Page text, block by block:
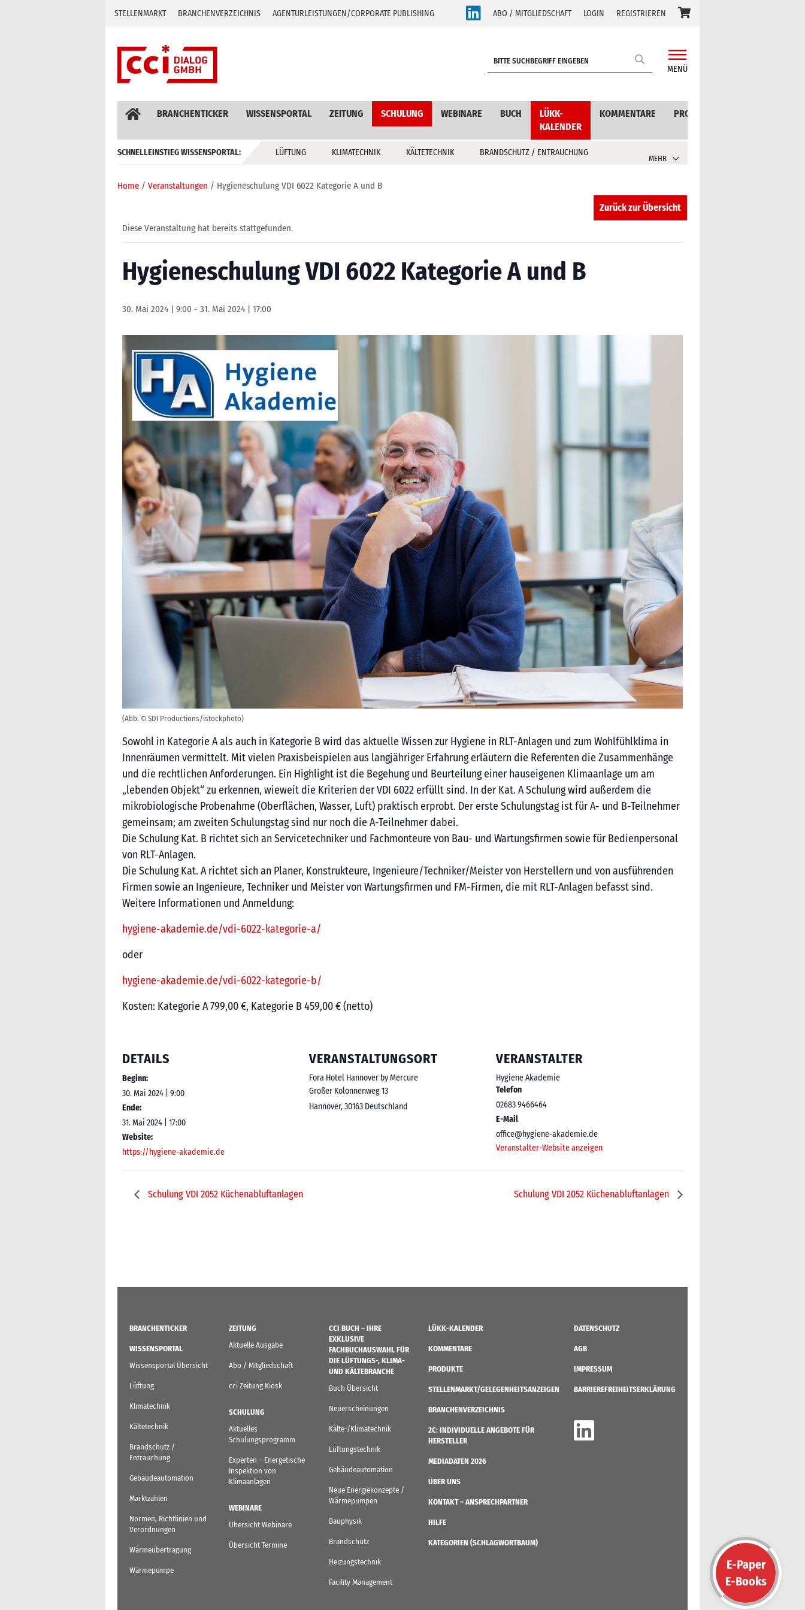
to
STELLENMARKT BRANCHENVERZEICHNIS AGENTURLEISTUNGEN/CORPORATE PUBLISHING ABO / MITGLIEDSCHAFT LOGIN REGISTRIEREN
MENÜ
BRANCHENTICKER WISSENSPORTAL ZEITUNG SCHULUNG WEBINARE BUCH
LÜKK-
KALENDER
KOMMENTARE PRODUKTE
SCHNELLEINSTIEG WISSENSPORTAL: LÜFTUNG KLIMATECHNIK KÄLTETECHNIK BRANDSCHUTZ / ENTRAUCHUNG
MEHR
Home Veranstaltungen Hygieneschulung VDI 6022 Kategorie A und B
Zurück zur Übersicht
Diese Veranstaltung hat bereits stattgefunden.
Hygieneschulung VDI 6022 Kategorie A und B
30. Mai 2024 | 9:00 - 31. Mai 2024 | 17:00
(Abb. © SDI Productions/istockphoto)
Sowohl in Kategorie A als auch in Kategorie B wird das aktuelle Wissen zur Hygiene in RLT-Anlagen und zum Wohlfühlklima in
Innenräumen vermittelt. Mit vielen Praxisbeispielen aus langjähriger Erfahrung erläutern die Referenten die Zusammenhänge
und die rechtlichen Anforderungen. Ein Highlight ist die Begehung und Beurteilung einer hauseigenen Klimaanlage um am
„lebenden Objekt“ zu erkennen, wieweit die Kriterien der VDI 6022 erfüllt sind. In der Kat. A Schulung wird außerdem die
mikrobiologische Probenahme (Oberflächen, Wasser, Luft) praktisch erprobt. Der erste Schulungstag ist für A- und B-Teilnehmer
gemeinsam; am zweiten Schulungstag sind nur noch die A-Teilnehmer dabei.
Die Schulung Kat. B richtet sich an Servicetechniker und Fachmonteure von Bau- und Wartungsfirmen sowie für Bedienpersonal
von RLT-Anlagen.
Die Schulung Kat. A richtet sich an Planer, Konstrukteure, Ingenieure/Techniker/Meister von Herstellern und von ausführenden
Firmen sowie an Ingenieure, Techniker und Meister von Wartungsfirmen und FM-Firmen, die mit RLT-Anlagen befasst sind.
Weitere Informationen und Anmeldung:
hygiene-akademie.de/vdi-6022-kategorie-a/
oder
hygiene-akademie.de/vdi-6022-kategorie-b/
Kosten: Kategorie A 799,00 €, Kategorie B 459,00 € (netto)
DETAILS
Beginn:
30. Mai 2024 | 9:00
Ende:
31. Mai 2024 | 17:00
Website:
https://hygiene-akademie.de
VERANSTALTUNGSORT
Fora Hotel Hannover by Mercure
Großer Kolonnenweg 13
Hannover,30163 Deutschland
VERANSTALTER
Hygiene Akademie
Telefon
02683 9466464
E-Mail
office@hygiene-akademie.de
Veranstalter-Website anzeigen
Schulung VDI 2052 Küchenabluftanlagen Schulung VDI 2052 Küchenabluftanlagen
BRANCHENTICKER
WISSENSPORTAL
Wissensportal Übersicht
Lüftung
Klimatechnik
Kältetechnik
Brandschutz /
Entrauchung
Gebäudeautomation
Marktzahlen
Normen, Richtlinien und
Verordnungen
Wärmeübertragung
Wärmepumpe
ZEITUNG
Aktuelle Ausgabe
Abo / Mitgliedschaft
cci Zeitung Kiosk
SCHULUNG
Aktuelles
Schulungsprogramm
Experten – Energetische
Inspektion von
Klimaanlagen
WEBINARE
Übersicht Webinare
Übersicht Termine
CCI BUCH – IHRE
EXKLUSIVE
FACHBUCHAUSWAHL FÜR
DIE LÜFTUNGS-, KLIMA-
UND KÄLTEBRANCHE
Buch Übersicht
Neuerscheinungen
Kälte-/Klimatechnik
Lüftungstechnik
Gebäudeautomation
Neue Energiekonzepte /
Wärmepumpen
Bauphysik
Brandschutz
Heizungstechnik
Facility Management
LÜKK-KALENDER
KOMMENTARE
PRODUKTE
STELLENMARKT/GELEGENHEITSANZEIGEN
BRANCHENVERZEICHNIS
2C: INDIVIDUELLE ANGEBOTE FÜR
HERSTELLER
MEDIADATEN 2026
ÜBER UNS
KONTAKT – ANSPRECHPARTNER
HILFE
KATEGORIEN (SCHLAGWORTBAUM)
DATENSCHUTZ
AGB
IMPRESSUM
BARRIEREFREIHEITSERKLÄRUNG
E-Paper
E-Books